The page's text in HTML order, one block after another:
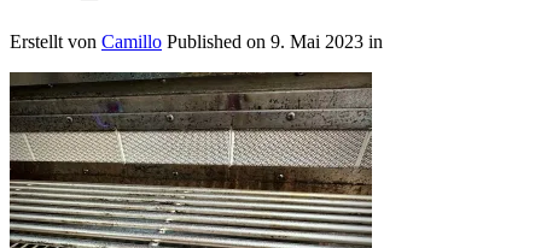
Erstellt von Camillo Published on 9. Mai 2023 in